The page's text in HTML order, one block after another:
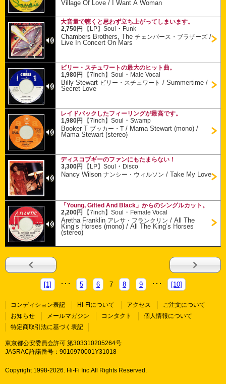
Village Of Love / I Want A Woman
大音量で聴くと思わず立ち上がってしまいます。
2,750円
【LP】Soul ・ Funk
Chambers Brothers, Theチェンバース・ブラザーズ /
Live In Concert On Mars
ビリー・スチュワートの最大のヒット曲。
1,980円
【7inch】Soul ・ Male Vocal
Billy Stewart ビリー・スチュワート /Summertime /
Secret Love
レイドバックしたフィーリングが最高です。
1,980円
【7inch】Soul ・Swamp
Booker T ブッカー・T / Mama Stewart (mono) /
Mama Stewart (stereo)
ディスコブギーのファンにもたまらない！
3,300円
【LP】Soul ・ Disco
Nancy Wilsonナンシー・ウィルソン /Take My Love
「Young, Gifted And Black」からのシングルカット。
2,200円
【7inch】Soul ・ Female Vocal
Aretha Franklin アレサ・フランクリン /All The
King’s Horses (mono) / All The King’s Horses
(stereo)
[1] 5 6 7 8 9 [10]
コンディション表記 Hi-Fiについて アクセス
ご注文について
お知らせ
メールマガジン コンタクト
個人情報について
特定商取引法に基づく表記
東京都公安委員会許可 第303310205264号
JASRAC許諾番号：9010970001Y31018
Copyright 1998-2026. Hi-Fi Inc.All Rights Reserved.